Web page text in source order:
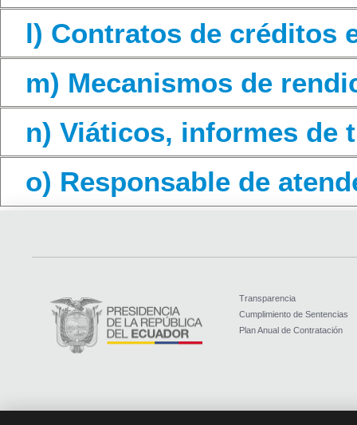
l) Contratos de créditos
m) Mecanismos de
n) Viáticos, informes de
o) Responsable de
Transparencia
Cumplimiento de Sentencias
Plan Anual de Contratación